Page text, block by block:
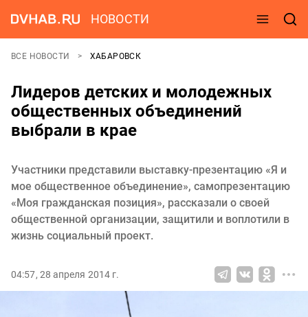
НОВОСТИ
ВСЕ НОВОСТИ ХАБАРОВСК
Лидеров детских и молодежных
общественных объединений
выбрали в крае
Участники представили выставку-презентацию «Я и
мое общественное объединение», самопрезентацию
«Моя гражданская позиция», рассказали о своей
общественной организации, защитили и воплотили в
жизнь социальный проект.
04:57, 28 апреля 2014 г.